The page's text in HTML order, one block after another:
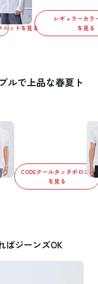
ニットを見る
レギュラーカラ
を見る
ルで上品な春夏ト
CODEクールタッチポロシャ
を見る
ばジーンズOK